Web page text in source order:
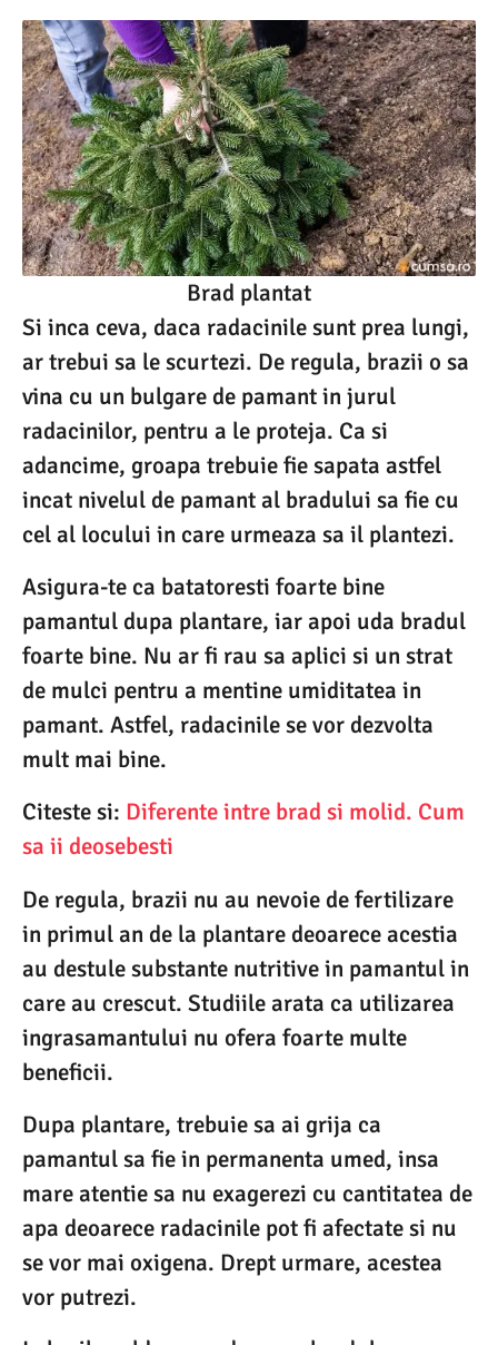
Brad plantat
Si inca ceva, daca radacinile sunt prea lungi,
ar trebui sa le scurtezi. De regula, brazii o sa
vina cu un bulgare de pamant in jurul
radacinilor, pentru a le proteja. Ca si
adancime, groapa trebuie fie sapata astfel
incat nivelul de pamant al bradului sa fie cu
cel al locului in care urmeaza sa il plantezi.
Asigura-te ca batatoresti foarte bine
pamantul dupa plantare, iar apoi uda bradul
foarte bine. Nu ar fi rau sa aplici si un strat
de mulci pentru a mentine umiditatea in
pamant. Astfel, radacinile se vor dezvolta
mult mai bine.
Citeste si: Diferente intre brad si molid. Cum
sa ii deosebesti
De regula, brazii nu au nevoie de fertilizare
in primul an de la plantare deoarece acestia
au destule substante nutritive in pamantul in
care au crescut. Studiile arata ca utilizarea
ingrasamantului nu ofera foarte multe
beneficii.
Dupa plantare, trebuie sa ai grija ca
pamantul sa fie in permanenta umed, insa
mare atentie sa nu exagerezi cu cantitatea de
apa deoarece radacinile pot fi afectate si nu
se vor mai oxigena. Drept urmare, acestea
vor putrezi.